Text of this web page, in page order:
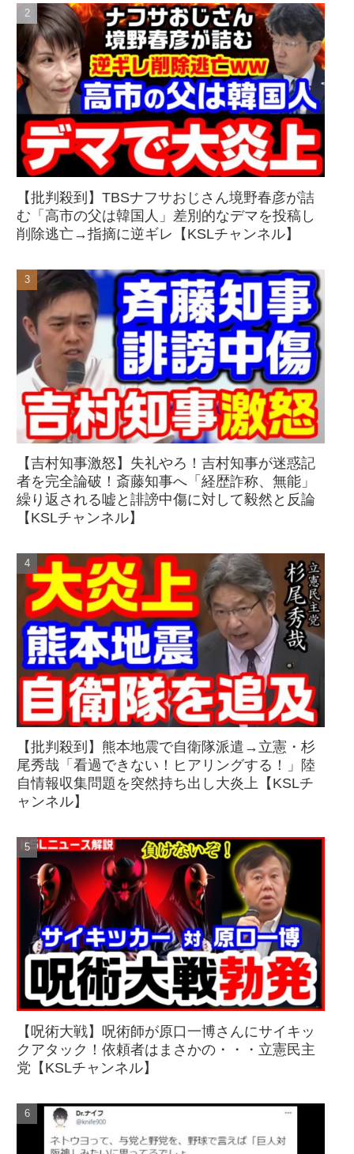
【批判殺到】TBSナフサおじさん境野春彦が詰
む「高市の父は韓国人」差別的なデマを投稿し
削除逃亡→指摘に逆ギレ【KSLチャンネル】
【吉村知事激怒】失礼やろ！吉村知事が迷惑記
者を完全論破！斎藤知事へ「経歴詐称、無能」
繰り返される嘘と誹謗中傷に対して毅然と反論
【KSLチャンネル】
【批判殺到】熊本地震で自衛隊派遣→立憲・杉
尾秀哉「看過できない！ヒアリングする！」陸
自情報収集問題を突然持ち出し大炎上【KSLチ
ャンネル】
【呪術大戦】呪術師が原口一博さんにサイキッ
クアタック！依頼者はまさかの・・・立憲民主
党【KSLチャンネル】